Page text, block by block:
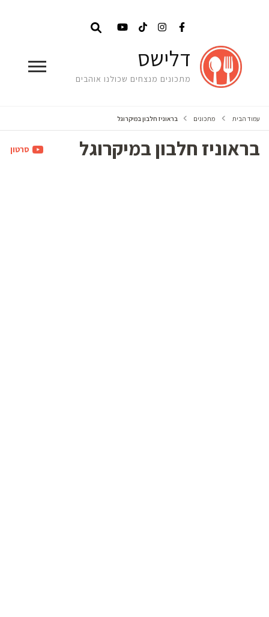
דלישס
מתכונים מנצחים שכולנו אוהבים
עמוד הבית מתכונים בראוניז חלבון במיקרוגל
בראוניז חלבון במיקרוגל סרטון